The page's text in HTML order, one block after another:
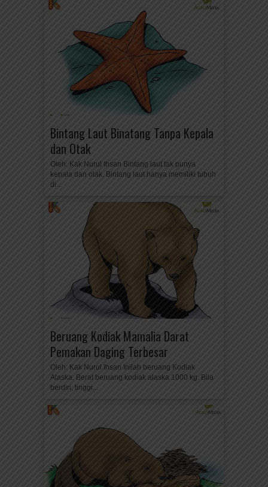
Bintang Laut Binatang Tanpa Kepala
dan Otak
Oleh: Kak Nurul Ihsan Bintang laut tak punya
kepala dan otak. Bintang laut hanya memiliki tubuh
di...
Beruang Kodiak Mamalia Darat
Pemakan Daging Terbesar
Oleh: Kak Nurul Ihsan Inilah beruang Kodiak
Alaska. Berat beruang kodiak alaska 1000 kg. Bila
berdiri, tinggi...